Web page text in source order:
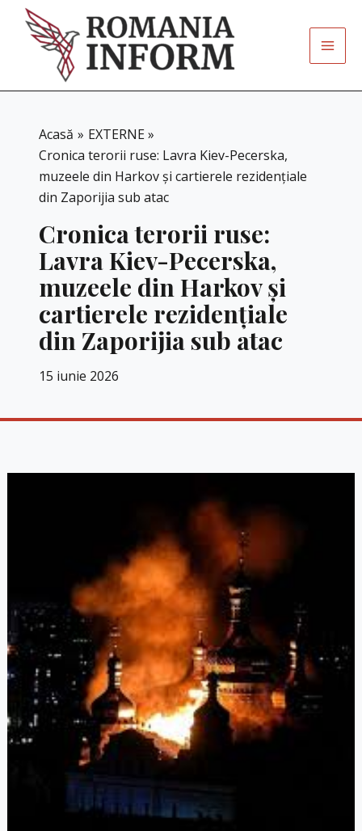
content
Acasă
EXTERNE
Cronica terorii ruse: Lavra Kiev-Pecerska,
muzeele din Harkov și cartierele rezidențiale
din Zaporijia sub atac
Cronica terorii ruse:
Lavra Kiev-Pecerska,
muzeele din Harkov și
cartierele rezidențiale
din Zaporijia sub atac
15 iunie 2026